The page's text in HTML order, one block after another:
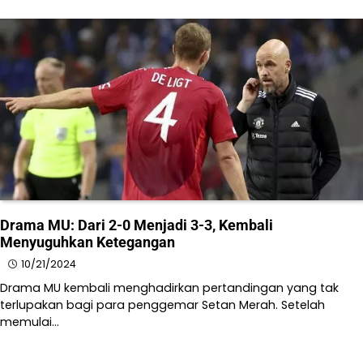
Drama MU: Dari 2-0 Menjadi 3-3, Kembali
Menyuguhkan Ketegangan
10/21/2024
Drama MU kembali menghadirkan pertandingan yang tak
terlupakan bagi para penggemar Setan Merah. Setelah
memulai…